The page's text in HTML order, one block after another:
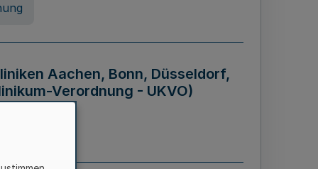
Aachen, Bonn, Düsseldorf,
Verordnung - UKVO)